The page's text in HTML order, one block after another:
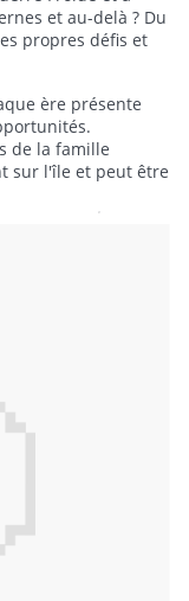
et au-delà ? Du
propres défis et
ère présente
de la famille
sur l'île et peut être
votre
vous la guerre !